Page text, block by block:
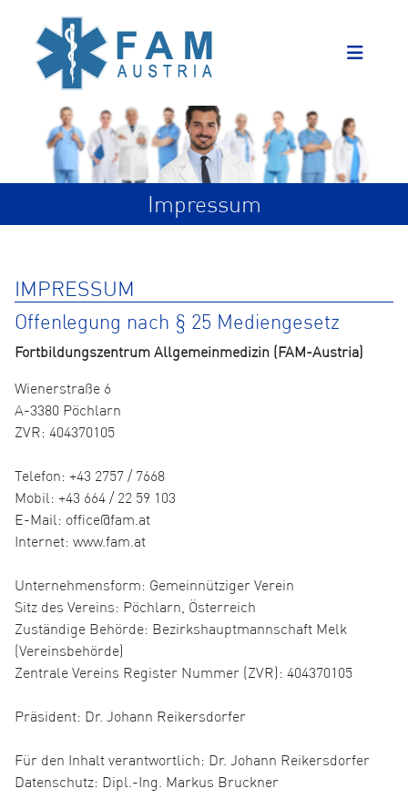
Impressum
IMPRESSUM
Offenlegung nach § 25 Mediengesetz
Fortbildungszentrum Allgemeinmedizin (FAM-Austria)
Wienerstraße 6
A-3380 Pöchlarn
ZVR: 404370105
Telefon: +43 2757 / 7668
Mobil: +43 664 / 22 59 103
E-Mail: office@fam.at
Internet: www.fam.at
Unternehmensform: Gemeinnütziger Verein
Sitz des Vereins: Pöchlarn, Österreich
Zuständige Behörde: Bezirkshauptmannschaft Melk
(Vereinsbehörde)
Zentrale Vereins Register Nummer (ZVR): 404370105
Präsident: Dr. Johann Reikersdorfer
Für den Inhalt verantwortlich: Dr. Johann Reikersdorfer
Datenschutz: Dipl.-Ing. Markus Bruckner